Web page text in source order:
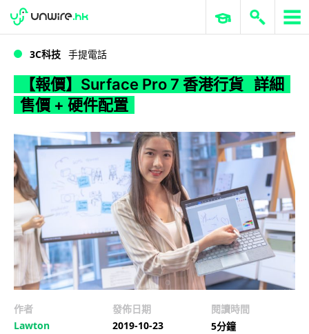
WWDC 2026 ERP 與商業 AI
3C科技 手提電話
【報價】Surface Pro 7 香港行貨 詳細
售價 + 硬件配置
作者
Lawton
發佈日期
2019-10-23
閱讀時間
5分鐘